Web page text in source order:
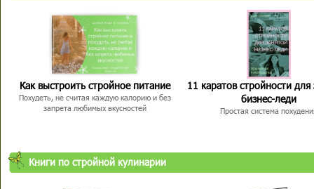
Как выстроить стройное питание
Похудеть, не считая каждую калорию и без
запрета любимых вкусностей
11 каратов стройности для
бизнес-леди
Простая система
Книги по стройной кулинарии